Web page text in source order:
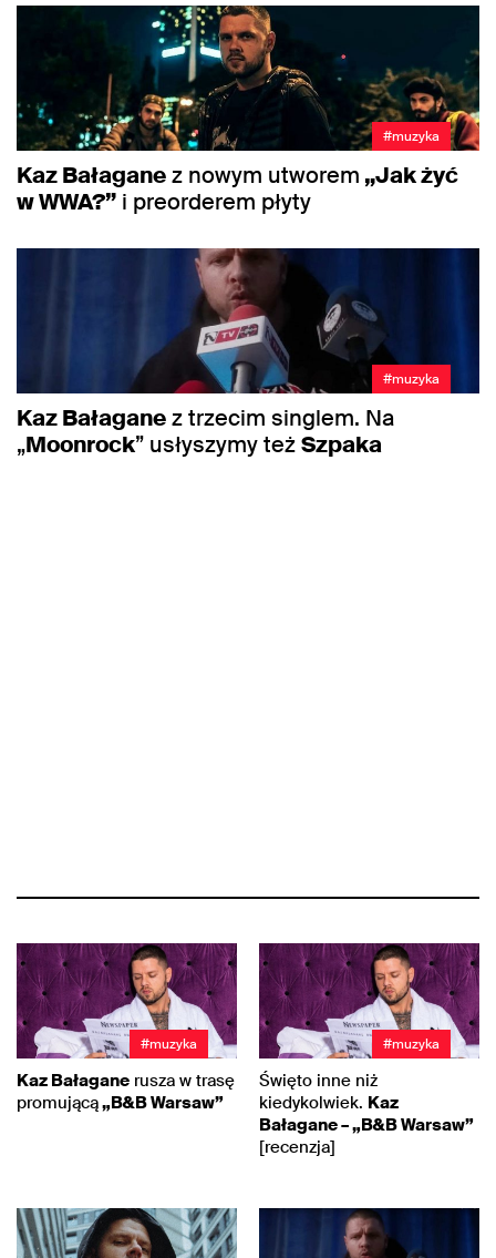
#muzyka
Kaz Bałaganez nowym utworem „Jak żyć
w WWA?” i preorderem płyty
#muzyka
Kaz Bałaganez trzecim singlem. Na
„Moonrock” usłyszymy teżSzpaka
#muzyka
Kaz Bałagane rusza w trasę
promującą„B&B Warsaw”
#muzyka
Święto inne niż
kiedykolwiek. Kaz
Bałagane – „B&B Warsaw”
[recenzja]